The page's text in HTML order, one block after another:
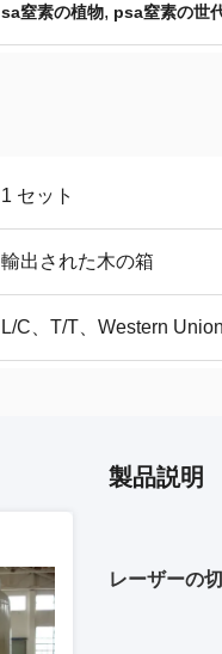
sa窒素の植物, psa窒素の世
1 セット
輸出された木の箱
L/C、T/T、Western
製品説明
レーザーの